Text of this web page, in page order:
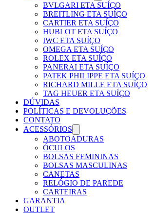
BVLGARI ETA SUÍÇO
BREITLING ETA SUÍÇO
CARTIER ETA SUÍÇO
HUBLOT ETA SUÍÇO
IWC ETA SUÍÇO
OMEGA ETA SUÍÇO
ROLEX ETA SUÍÇO
PANERAI ETA SUÍÇO
PATEK PHILIPPE ETA SUÍÇO
RICHARD MILLE ETA SUÍÇO
TAG HEUER ETA SUÍÇO
DÚVIDAS
POLÍTICAS E DEVOLUÇÕES
CONTATO
ACESSÓRIOS
ABOTOADURAS
ÓCULOS
BOLSAS FEMININAS
BOLSAS MASCULINAS
CANETAS
RELÓGIO DE PAREDE
CARTEIRAS
GARANTIA
OUTLET